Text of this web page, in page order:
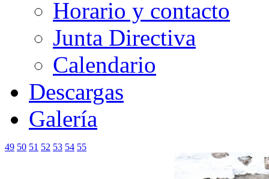
Horario y contacto
Junta Directiva
Calendario
Descargas
Galería
49 50 51 52 53 54 55